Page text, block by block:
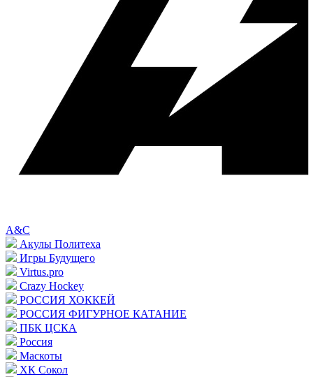
A&C
Акулы Политеха
Игры Будущего
Virtus.pro
Crazy Hockey
РОССИЯ ХОККЕЙ
РОССИЯ ФИГУРНОЕ КАТАНИЕ
ПБК ЦСКА
Россия
Маскоты
ХК Сокол